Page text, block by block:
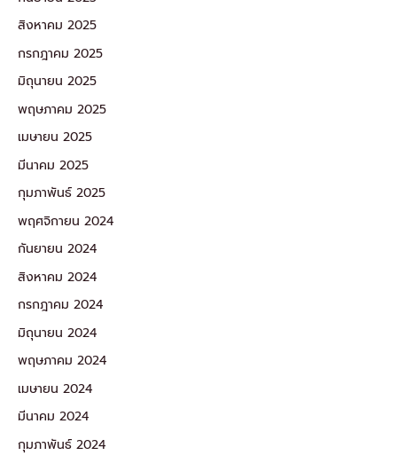
สิงหาคม 2025
กรกฎาคม 2025
มิถุนายน 2025
พฤษภาคม 2025
เมษายน 2025
มีนาคม 2025
กุมภาพันธ์ 2025
พฤศจิกายน 2024
กันยายน 2024
สิงหาคม 2024
กรกฎาคม 2024
มิถุนายน 2024
พฤษภาคม 2024
เมษายน 2024
มีนาคม 2024
กุมภาพันธ์ 2024